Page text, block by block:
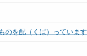
のを配（くば）っています